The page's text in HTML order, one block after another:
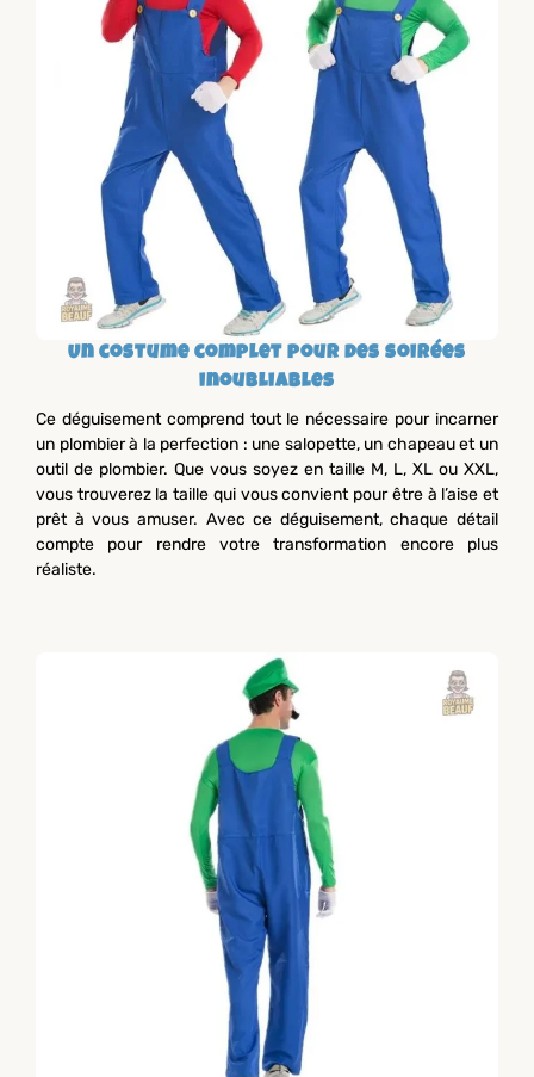
Un costume complet pour des soirées
inoubliables
Ce déguisement comprend tout le nécessaire pour incarner
un plombier à la perfection : une salopette, un chapeau et un
outil de plombier. Que vous soyez en taille M, L, XL ou XXL,
vous trouverez la taille qui vous convient pour être à l’aise et
prêt à vous amuser. Avec ce déguisement, chaque détail
compte pour rendre votre transformation encore plus
réaliste.